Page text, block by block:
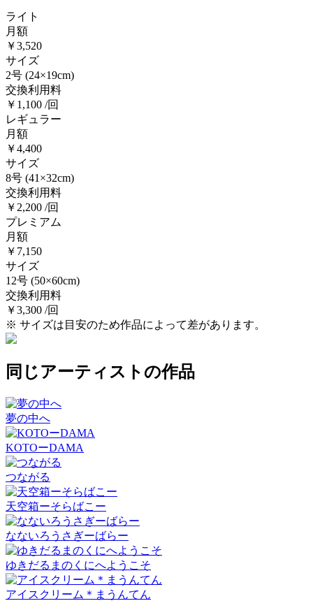
ライト
月額
￥3,520
サイズ
2号 (24×19cm)
交換利用料
￥1,100 /回
レギュラー
月額
￥4,400
サイズ
8号 (41×32cm)
交換利用料
￥2,200 /回
プレミアム
月額
￥7,150
サイズ
12号 (50×60cm)
交換利用料
￥3,300 /回
※ サイズは目安のため作品によって差があります。
同じアーティストの作品
夢の中へ
KOTOーDAMA
つながる
天空箱ーそらばこー
なないろうさぎーばらー
ゆきだるまのくにへようこそ
アイスクリーム＊まうんてん